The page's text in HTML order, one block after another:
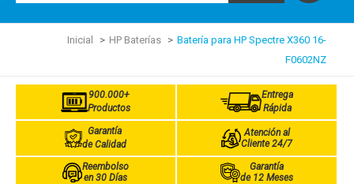
Inicial HP Baterías
Batería para HP Spectre X360 16-
F0602NZ
900.000+
Productos
Entrega
Rápida
Garantía
de Calidad
Atención al
Cliente 24/7
Reembolso
en 30 Días
Garantía
de 12 Meses